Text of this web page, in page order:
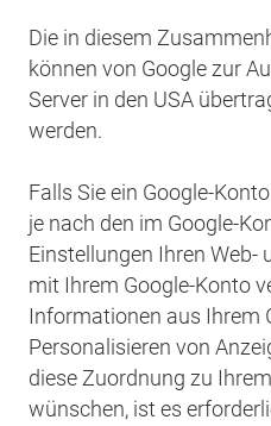
Die in diesem
können von Google zur
Server in den USA
werden.
Falls Sie ein Google-
je nach den im Google-
Einstellungen Ihren Web-
mit Ihrem Google-Konto
Informationen aus Ihrem
Personalisieren von
diese Zuordnung zu
wünschen, ist es